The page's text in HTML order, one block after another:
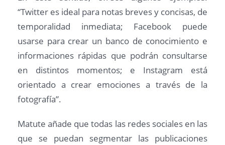
“Twitter es ideal para notas breves y concisas, de
temporalidad inmediata; Facebook puede
usarse para crear un banco de conocimiento e
informaciones rápidas que podrán consultarse
en distintos momentos; e Instagram está
orientado a crear emociones a través de la
fotografía”.
Matute añade que todas las redes sociales en las
que se puedan segmentar las publicaciones